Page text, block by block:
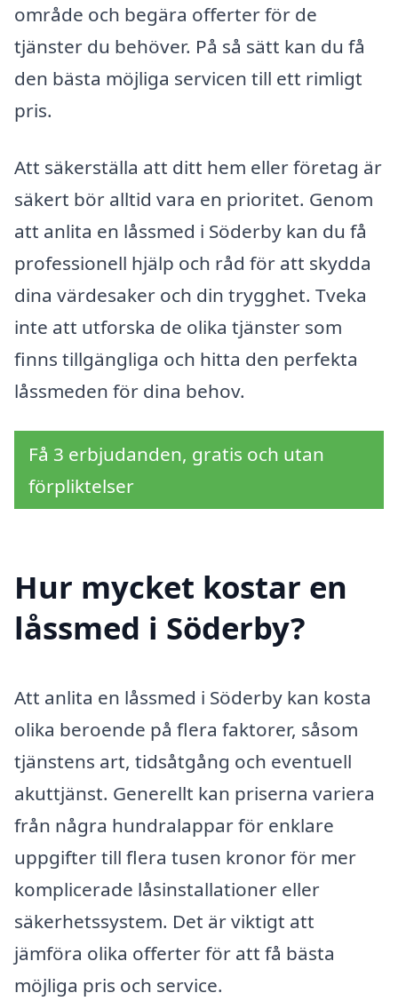
område och begära offerter för de
tjänster du behöver. På så sätt kan du få
den bästa möjliga servicen till ett rimligt
pris.
Att säkerställa att ditt hem eller företag är
säkert bör alltid vara en prioritet. Genom
att anlita en låssmed i Söderby kan du få
professionell hjälp och råd för att skydda
dina värdesaker och din trygghet. Tveka
inte att utforska de olika tjänster som
finns tillgängliga och hitta den perfekta
låssmeden för dina behov.
Få 3 erbjudanden, gratis och utan
förpliktelser
Hur mycket kostar en
låssmed i Söderby?
Att anlita en låssmed i Söderby kan kosta
olika beroende på flera faktorer, såsom
tjänstens art, tidsåtgång och eventuell
akuttjänst. Generellt kan priserna variera
från några hundralappar för enklare
uppgifter till flera tusen kronor för mer
komplicerade låsinstallationer eller
säkerhetssystem. Det är viktigt att
jämföra olika offerter för att få bästa
möjliga pris och service.